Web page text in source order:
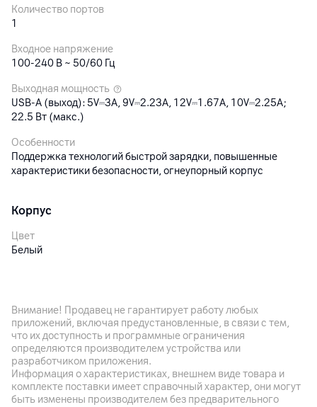
Количество портов
1
Входное напряжение
100-240 В ~ 50/60 Гц
Выходная мощность
USB-A (выход): 5V⎓3A, 9V⎓2.23A, 12V⎓1.67A, 10V⎓2.25A;
22.5 Вт (макс.)
Особенности
Поддержка технологий быстрой зарядки, повышенные
характеристики безопасности, огнеупорный корпус
Корпус
Цвет
Белый
Другие характеристики
Гарантия
6мес.
Импортер
Внимание! Продавец не гарантирует работу любых
приложений, включая предустановленные, в связи с тем,
что их доступность и программные ограничения
определяются производителем устройства или
разработчиком приложения.
Информация о характеристиках, внешнем виде товара и
комплекте поставки имеет справочный характер, они могут
быть изменены производителем без предварительного